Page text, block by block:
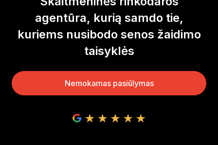
agentūra, kurią samdo tie,
kuriems nusibodo senos žaidimo
taisyklės
Nemokamas pasiūlymas